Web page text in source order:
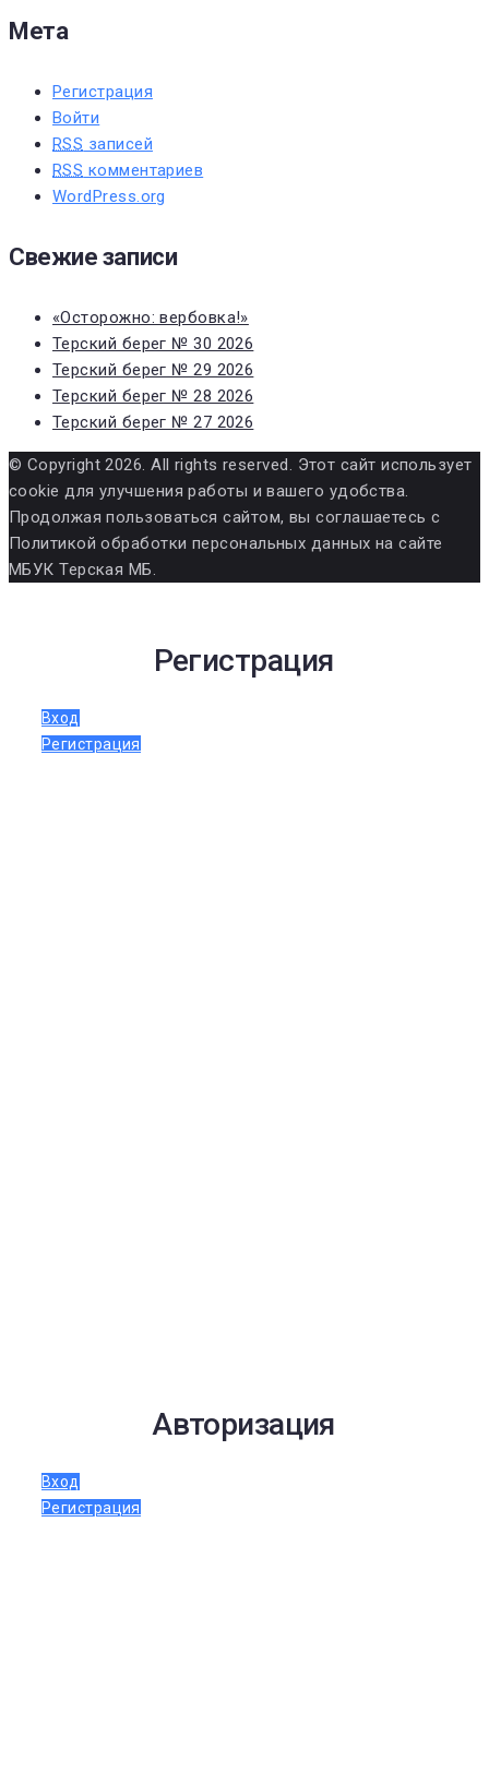
Мета
Регистрация
Войти
RSS записей
RSS комментариев
WordPress.org
Свежие записи
«Осторожно: вербовка!»
Терский берег № 30 2026
Терский берег № 29 2026
Терский берег № 28 2026
Терский берег № 27 2026
© Copyright 2026. All rights reserved. Этот сайт использует
cookie для улучшения работы и вашего удобства.
Продолжая пользоваться сайтом, вы соглашаетесь с
Политикой обработки персональных данных на сайте
МБУК Терская МБ.
Регистрация
Вход
Регистрация
Авторизация
Вход
Регистрация